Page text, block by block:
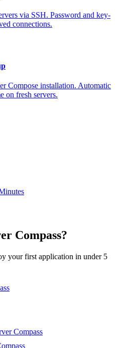
via SSH. Password and key-
connections.
Compose installation. Automatic
on fresh servers.
Compass?
your first application in under 5
Compass